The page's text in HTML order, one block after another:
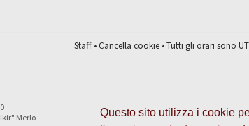
Questo sito utilizza i cookie
Staff•Cancella cookie• Tutti gli orari sono
Merlo